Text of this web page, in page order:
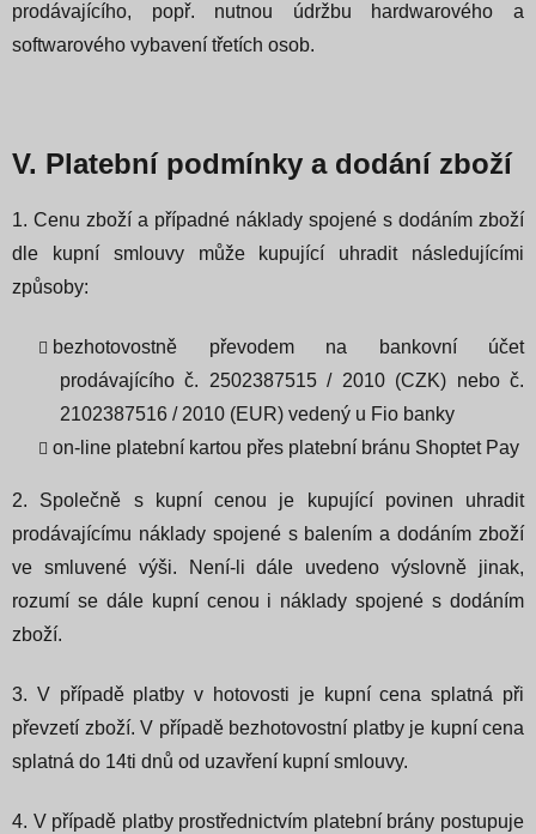
prodávajícího, popř. nutnou údržbu hardwarového a
softwarového vybavení třetích osob.
V. Platební podmínky a dodání zboží
1. Cenu zboží a případné náklady spojené s dodáním zboží
dle kupní smlouvy může kupující uhradit následujícími
způsoby:
bezhotovostně převodem na bankovní účet
prodávajícího č. 2502387515 / 2010 (CZK) nebo č.
2102387516 / 2010 (EUR) vedený u Fio banky
on-line platební kartou přes platební bránu Shoptet Pay
2. Společně s kupní cenou je kupující povinen uhradit
prodávajícímu náklady spojené s balením a dodáním zboží
ve smluvené výši. Není-li dále uvedeno výslovně jinak,
rozumí se dále kupní cenou i náklady spojené s dodáním
zboží.
3. V případě platby v hotovosti je kupní cena splatná při
převzetí zboží. V případě bezhotovostní platby je kupní cena
splatná do 14ti dnů od uzavření kupní smlouvy.
4. V případě platby prostřednictvím platební brány postupuje